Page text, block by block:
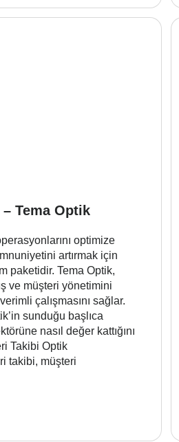
Tema Optik
optimize
artırmak için
paketidir. Tema Optik,
ve müşteri yönetimini
çalışmasını sağlar.
sunduğu başlıca
nasıl değer kattığını
Takibi Optik
takibi, müşteri